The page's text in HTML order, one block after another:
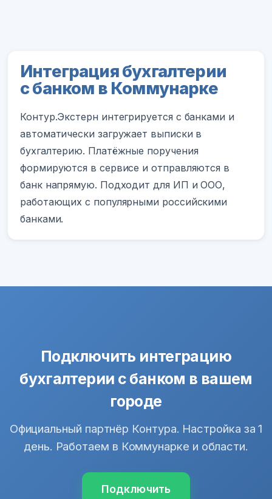
Интеграция бухгалтерии
с банком в Коммунарке
Контур.Экстерн интегрируется с банками и
автоматически загружает выписки в
бухгалтерию. Платёжные поручения
формируются в сервисе и отправляются в
банк напрямую. Подходит для ИП и ООО,
работающих с популярными российскими
банками.
Подключить интеграцию
бухгалтерии с банком в вашем
городе
Официальный партнёр Контура. Настройка за 1
день. Работаем в Коммунарке и области.
Подключить